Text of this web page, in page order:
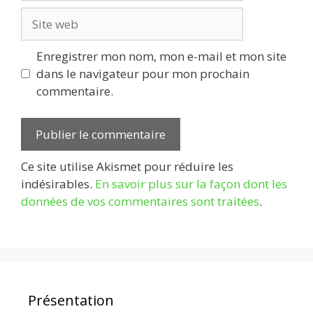
web
Enregistrer mon nom, mon e-mail et mon site
dans le navigateur pour mon prochain
commentaire.
Ce site utilise Akismet pour réduire les
indésirables. En savoir plus sur la façon dont les
données de vos commentaires sont traitées.
Présentation